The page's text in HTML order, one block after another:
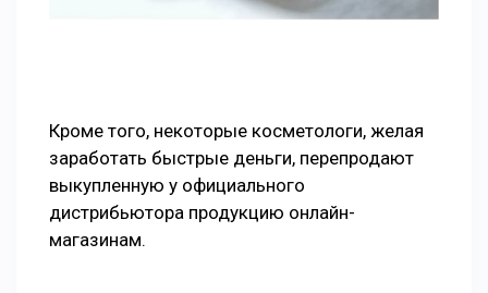
Кроме того, некоторые косметологи, желая
заработать быстрые деньги, перепродают
выкупленную у официального
дистрибьютора продукцию онлайн-
магазинам.